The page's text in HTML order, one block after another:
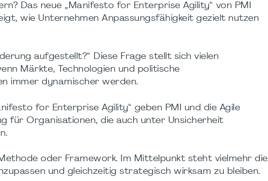
Das neue „Manifesto for Enterprise Agility“ von PMI
wie Unternehmen Anpassungsfähigkeit gezielt nutzen
aufgestellt?“ Diese Frage stellt sich vielen
Märkte, Technologien und politische
immer dynamischer werden.
for Enterprise Agility“ geben PMI und die Agile
für Organisationen, die auch unter Unsicherheit
oder Framework. Im Mittelpunkt steht vielmehr die
und gleichzeitig strategisch wirksam zu bleiben.